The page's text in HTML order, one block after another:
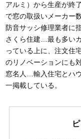
アルミ）から生産が終
で窓の取扱いメーカー
防音サッシ修理業者に
さくら住建…最も多い
っている上に、注文住
のリノベーションにも
窓名人…輸入住宅とハ
一掲載している。